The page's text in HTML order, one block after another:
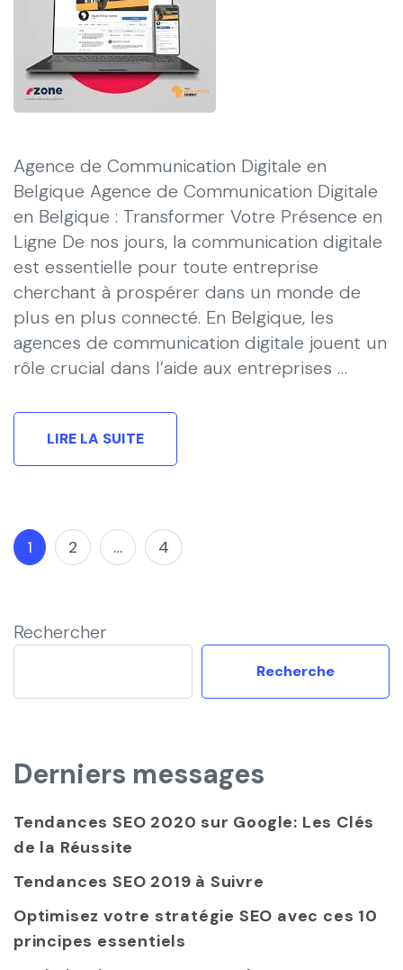
Agence de Communication Digitale en
Belgique Agence de Communication Digitale
en Belgique : Transformer Votre Présence en
Ligne De nos jours, la communication digitale
est essentielle pour toute entreprise
cherchant à prospérer dans un monde de
plus en plus connecté. En Belgique, les
agences de communication digitale jouent un
rôle crucial dans l’aide aux entreprises …
LIRE LA SUITE
Navigation
des
Page
1 Page
2 … Page
4
Rechercher
Recherche
Derniers messages
Tendances SEO 2020 sur Google: Les Clés
de la Réussite
Tendances SEO 2019 à Suivre
Optimisez votre stratégie SEO avec ces 10
principes essentiels